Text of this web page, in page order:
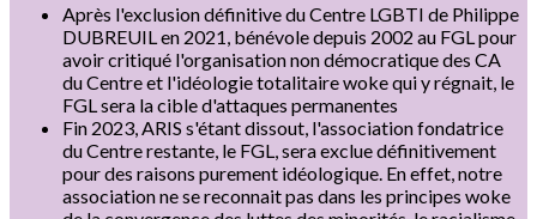
Après l'exclusion définitive du Centre LGBTI de Philippe
DUBREUIL en 2021, bénévole depuis 2002 au FGL pour
avoir critiqué l'organisation non démocratique des CA
du Centre et l'idéologie totalitaire woke qui y régnait, le
FGL sera la cible d'attaques permanentes
Fin 2023, ARIS s'étant dissout, l'association fondatrice
du Centre restante, le FGL, sera exclue définitivement
pour des raisons purement idéologique. En effet, notre
association ne se reconnait pas dans les principes woke